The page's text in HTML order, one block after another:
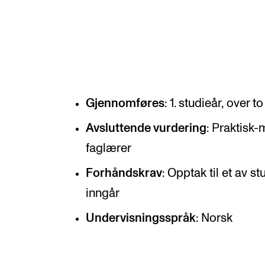
Internasjonal strategi
Samarbeidsprosjekter
Nettverk
IN.TUNE
Gjennomføres: 1. studieår, over
Avsluttende vurdering: Praktisk-
faglærer
Forhåndskrav: Opptak til et av
inngår
Undervisningsspråk: Norsk